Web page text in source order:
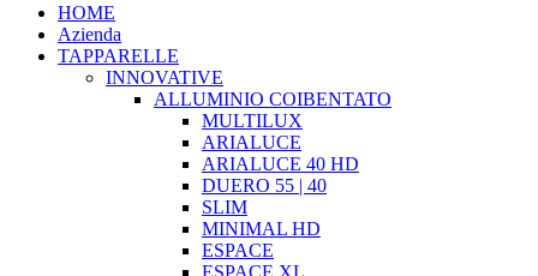
HOME
Azienda
TAPPARELLE
INNOVATIVE
ALLUMINIO COIBENTATO
MULTILUX
ARIALUCE
ARIALUCE 40 HD
DUERO 55 | 40
SLIM
MINIMAL HD
ESPACE
ESPACE XL